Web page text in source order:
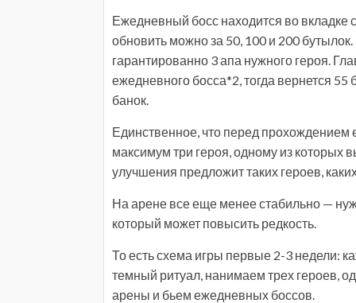
Ежедневный босс находится во вкладке
обновить можно за 50, 100 и 200
гарантированно 3 апа нужного героя.
ежедневного босса*2, тогда вернется 55
банок.
Единственное, что перед
максимум три героя, одному из которых
улучшения предложит таких героев,
На арене все еще менее стабильно —
который может повысить редкость.
То есть схема игры первые 2-3 недели:
темный ритуал, нанимаем трех героев,
арены и бьем ежедневных боссов.